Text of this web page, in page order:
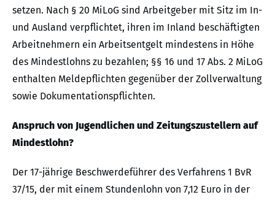
setzen. Nach § 20 MiLoG sind Arbeitgeber mit Sitz im In-
und Ausland verpflichtet, ihren im Inland beschäftigten
Arbeitnehmern ein Arbeitsentgelt mindestens in Höhe
des Mindestlohns zu bezahlen; §§ 16 und 17 Abs. 2 MiLoG
enthalten Meldepflichten gegenüber der Zollverwaltung
sowie Dokumentationspflichten.
Anspruch von Jugendlichen und Zeitungszustellern auf
Mindestlohn?
Der 17-jährige Beschwerdeführer des Verfahrens 1 BvR
37/15, der mit einem Stundenlohn von 7,12 Euro in der